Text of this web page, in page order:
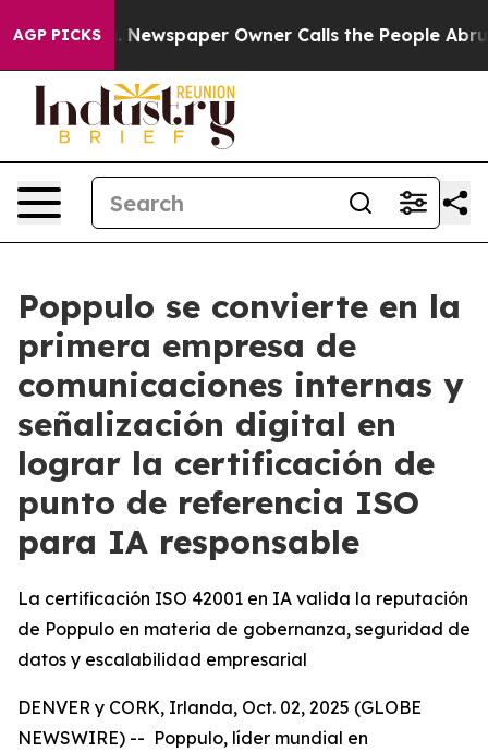
AGP PICKSNewspaper Owner Calls the People
Poppulo se convierte en la
primera empresa de
comunicaciones internas y
señalización digital en
lograr la certificación de
punto de referencia ISO
para IA responsable
La certificación ISO 42001 en IA valida la reputación
de Poppulo en materia de gobernanza, seguridad de
datos y escalabilidad empresarial
DENVER y CORK, Irlanda, Oct. 02, 2025 (GLOBE
NEWSWIRE) -- Poppulo, líder mundial en